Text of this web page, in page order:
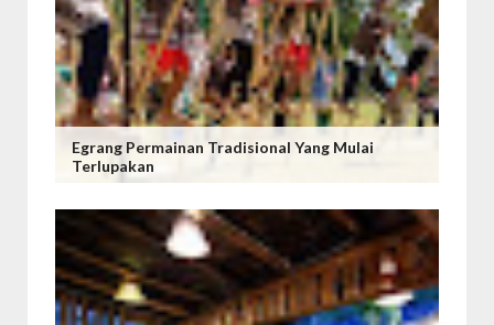
Egrang Permainan Tradisional Yang Mulai
Terlupakan